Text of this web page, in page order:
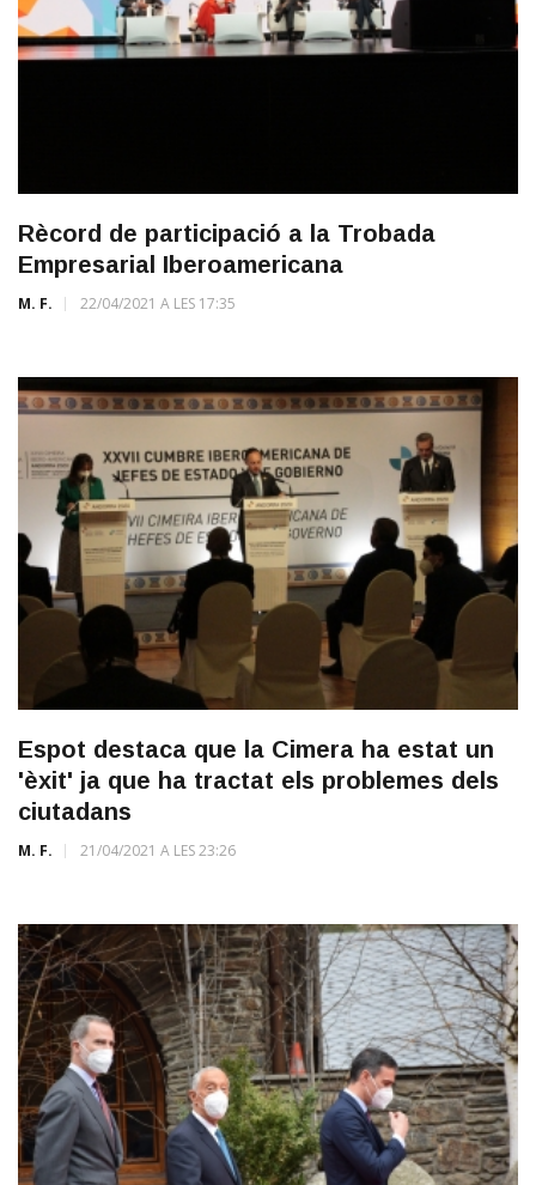
Rècord de participació a la Trobada
Empresarial Iberoamericana
M. F. 22/04/2021 A LES 17:35
Espot destaca que la Cimera ha estat un
'èxit' ja que ha tractat els problemes dels
ciutadans
M. F. 21/04/2021 A LES 23:26